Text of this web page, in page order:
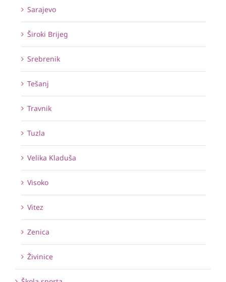
Sarajevo
Široki Brijeg
Srebrenik
Tešanj
Travnik
Tuzla
Velika Kladuša
Visoko
Vitez
Zenica
Živinice